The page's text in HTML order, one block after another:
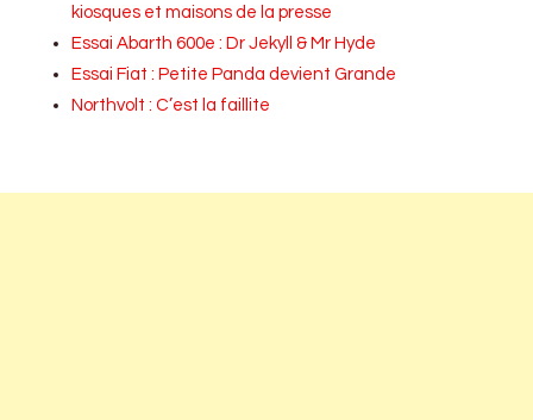
kiosques et maisons de la presse
Essai Abarth 600e : Dr Jekyll & Mr Hyde
Essai Fiat : Petite Panda devient Grande
Northvolt : C’est la faillite